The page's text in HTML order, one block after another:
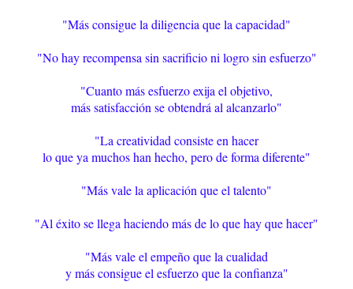
"Más consigue la diligencia que la capacidad"
"No hay recompensa sin sacrificio ni logro sin esfuerzo"
"Cuanto más esfuerzo exija el objetivo,
más satisfacción se obtendrá al alcanzarlo"
"La creatividad consiste en hacer
lo que ya muchos han hecho, pero de forma diferente"
"Más vale la aplicación que el talento"
"Al éxito se llega haciendo más de lo que hay que hacer"
"Más vale el empeño que la cualidad
y más consigue el esfuerzo que la confianza"